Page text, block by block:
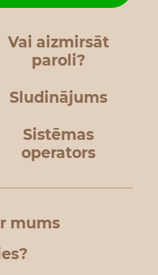
Vai aizmirsāt
paroli?
Sludinājums
Sistēmas
operators
mums